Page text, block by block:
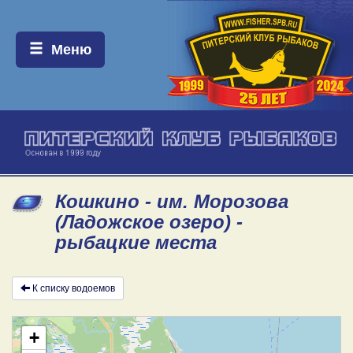
Меню:
Меню
Кошкино - им. Морозова
(Ладожское озеро) -
рыбацкие места
К списку водоемов
+